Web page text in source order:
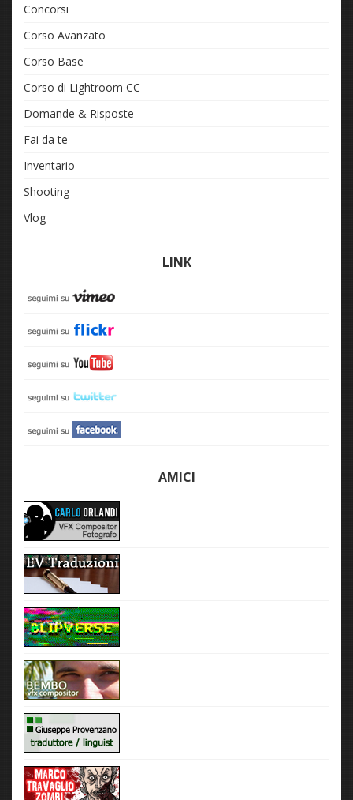
Concorsi
Corso Avanzato
Corso Base
Corso di Lightroom CC
Domande & Risposte
Fai da te
Inventario
Shooting
Vlog
LINK
AMICI